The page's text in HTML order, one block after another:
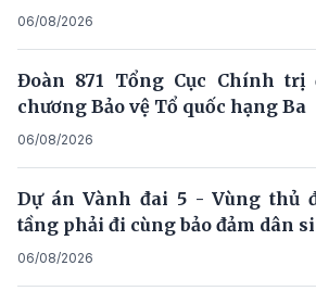
06/08/2026
Đoàn 871 Tổng Cục Chính trị
chương Bảo vệ Tổ quốc hạng Ba
06/08/2026
Dự án Vành đai 5 - Vùng thủ
tầng phải đi cùng bảo đảm dân
06/08/2026